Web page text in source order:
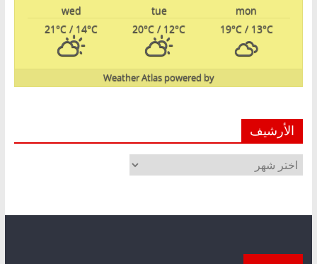
mon
tue
wed
19°C/ 13°C
20°C / 12°C
21°C / 14°C
powered by
Weather Atlas
الأرشيف
الأرشيف